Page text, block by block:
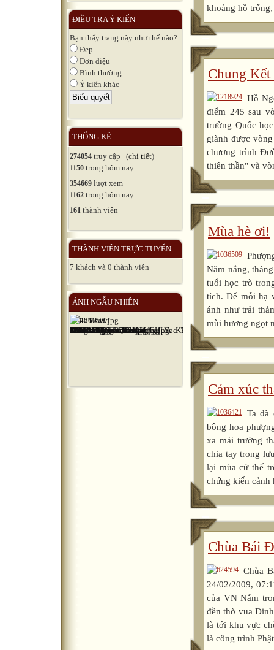
ĐIỀU TRA Ý KIẾN
Bạn thấy trang này như thế nào?
Đẹp
Đơn điệu
Bình thường
Ý kiến khác
THỐNG KÊ
274054 truy cập (chi tiết)
1150 trong hôm nay
354669 lượt xem
1162 trong hôm nay
161 thành viên
THÀNH VIÊN TRỰC TUYẾN
7 khách và 0 thành viên
ẢNH NGẪU NHIÊN
khoảng hồ
Chung
Hồ
điểm 245 sau
trường Quốc
giành được
chương trình
thiên thần" và
Mùa hè ơi!
Năm nắng,
tuổi học trò
tích. Để mỗi hạ
ánh như trải
mùi hương ngọt
Cảm xúc
Ta đã
bông hoa
xa mái trường
chia tay trong
lại mùa cứ thế
chứng kiến cảnh
Chùa Bái
Chùa
24/02/2009,
của VN Nằm
đền thờ vua
là tới khu vực
là công trình